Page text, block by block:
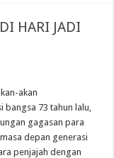
HARI JADI
akan
73 tahun lalu,
gagasan para
depan generasi
penjajah dengan